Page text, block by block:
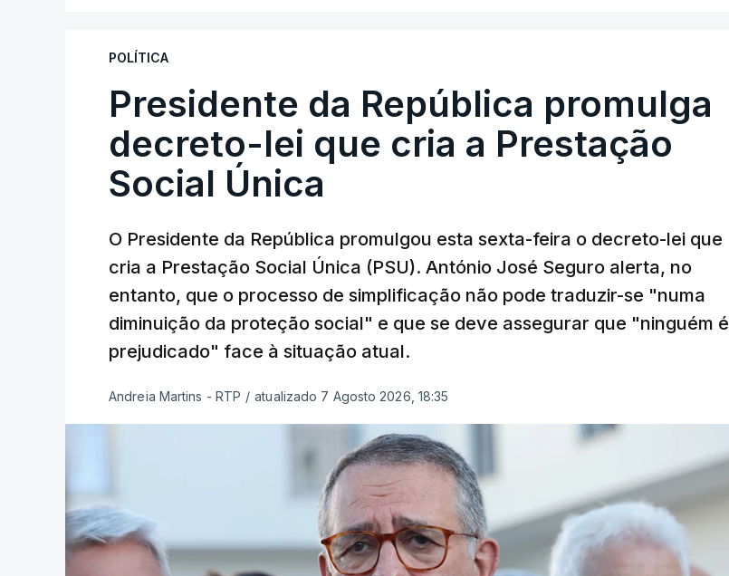
POLÍTICA
Presidente da República promulga
decreto-lei que cria a Prestação
Social Única
O Presidente da República promulgou esta sexta-feira o decreto-lei que
cria a Prestação Social Única (PSU). António José Seguro alerta, no
entanto, que o processo de simplificação não pode traduzir-se "numa
diminuição da proteção social" e que se deve assegurar que "ninguém é
prejudicado" face à situação atual.
Andreia Martins - RTP / atualizado 7 Agosto 2026, 18:35